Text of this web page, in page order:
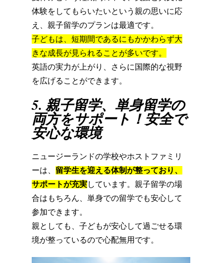
体験をしてもらいたいという親の思いに応
え、 親子留学のプランは最適です。
子どもは、短期間であるにもかかわらず大
きな成長が見られることが多いです。
英語の実力が上がり、 さらに国際的な視野
を広げることができます。
5. 親子留学、単身留学の
両方をサポート！安全で
安心な環境
ニュージーランドの学校やホストファミリ
ーは、 留学生を迎える体制が整っており、
サポートが充実しています。 親子留学の場
合はもちろん、単身での留学でも安心して
参加できます。
親としても、子どもが安心して過ごせる環
境が整っているので心配無用です。